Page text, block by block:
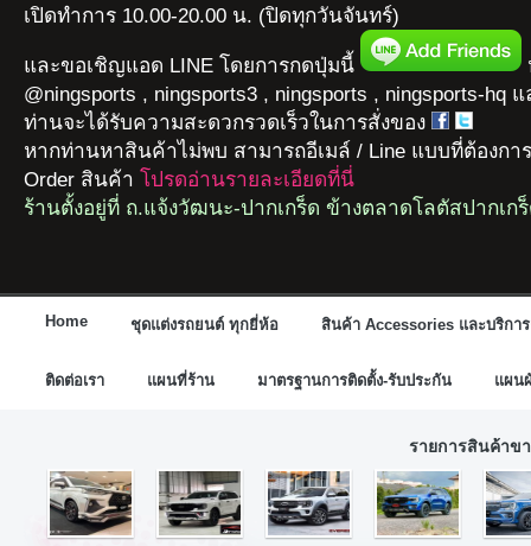
เปิดทำการ 10.00-20.00 น. (ปิดทุกวันจันทร์)
และขอเชิญแอด LINE โดยการกดปุ่มนี้
@ningsports , ningsports3 , ningsports , ningsports-hq
ท่านจะได้รับความสะดวกรวดเร็วในการสั่งของ
หากท่านหาสินค้าไม่พบ สามารถอีเมล์ / Line แบบที่ต้องกา
Order สินค้า โปรดอ่านรายละเอียดที่นี่
ร้านตั้งอยู่ที่ ถ.แจ้งวัฒนะ-ปากเกร็ด ข้างตลาดโลตัสปากเก
Home ชุดแต่งรถยนต์ ทุกยี่ห้อ สินค้า Accessories และบริการ
ติดต่อเรา แผนที่ร้าน มาตรฐานการติดตั้ง-รับประกัน แผน
รายการสินค้าข